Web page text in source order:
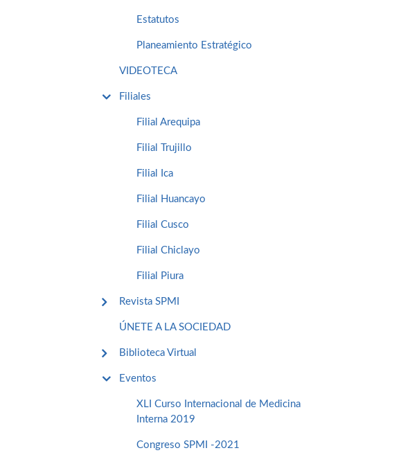
Estatutos
Planeamiento Estratégico
VIDEOTECA
Filiales
Filial Arequipa
Filial Trujillo
Filial Ica
Filial Huancayo
Filial Cusco
Filial Chiclayo
Filial Piura
Revista SPMI
ÚNETE A LA SOCIEDAD
Biblioteca Virtual
Eventos
XLI Curso Internacional de Medicina
Interna 2019
Congreso SPMI -2021